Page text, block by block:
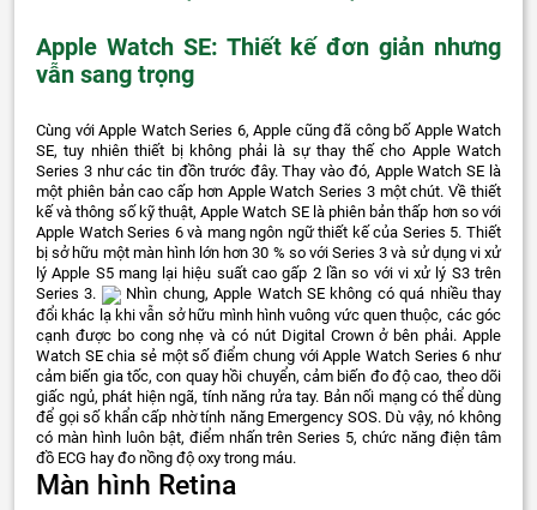
Apple Watch SE: Thiết kế đơn giản nhưng
vẫn sang trọng
Cùng với Apple Watch Series 6, Apple cũng đã công bố Apple Watch
SE, tuy nhiên thiết bị không phải là sự thay thế cho Apple Watch
Series 3 như các tin đồn trước đây. Thay vào đó, Apple Watch SE là
một phiên bản cao cấp hơn Apple Watch Series 3 một chút. Về thiết
kế và thông số kỹ thuật, Apple Watch SE là phiên bản thấp hơn so với
Apple Watch Series 6 và mang ngôn ngữ thiết kế của Series 5. Thiết
bị sở hữu một màn hình lớn hơn 30 % so với Series 3 và sử dụng vi xử
lý Apple S5 mang lại hiệu suất cao gấp 2 lần so với vi xử lý S3 trên
Series 3.
Nhìn chung, Apple Watch SE không có quá nhiều thay
đổi khác lạ khi vẫn sở hữu mình hình vuông vức quen thuộc, các góc
cạnh được bo cong nhẹ và có nút Digital Crown ở bên phải. Apple
Watch SE chia sẻ một số điểm chung với Apple Watch Series 6 như
cảm biến gia tốc, con quay hồi chuyển, cảm biến đo độ cao, theo dõi
giấc ngủ, phát hiện ngã, tính năng rửa tay. Bản nối mạng có thể dùng
để gọi số khẩn cấp nhờ tính năng Emergency SOS. Dù vậy, nó không
có màn hình luôn bật, điểm nhấn trên Series 5, chức năng điện tâm
đồ ECG hay đo nồng độ oxy trong máu.
Màn hình Retina